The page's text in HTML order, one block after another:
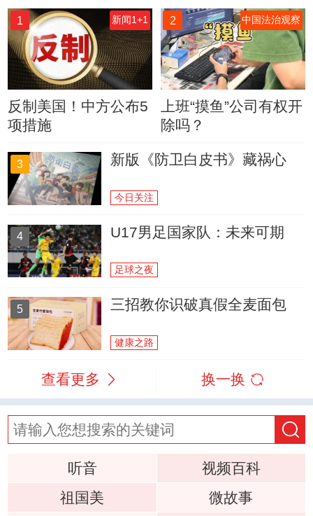
1 新闻1+1
反制美国！中方公布5
项措施
2 中国法治观察
上班“摸鱼”公司有权开
除吗？
3 新版《防卫白皮书》藏祸心
今日关注
4 U17男足国家队：未来可期
足球之夜
5 三招教你识破真假全麦面包
健康之路
查看更多 换一换
听音
视频百科
祖国美
微故事